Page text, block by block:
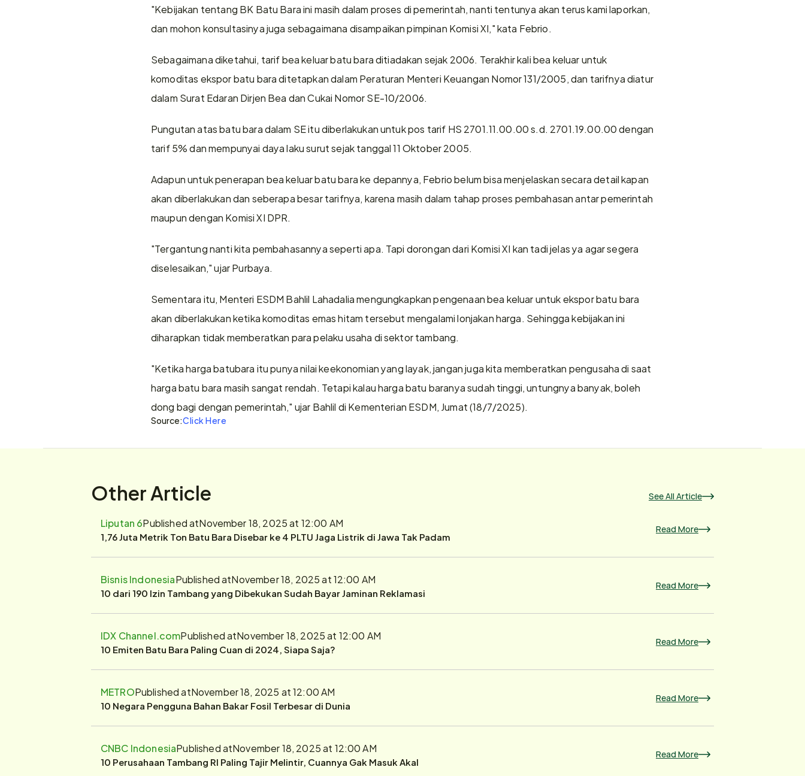
"Kebijakan tentang BK Batu Bara ini masih dalam proses di pemerintah, nanti tentunya akan terus kami laporkan,
dan mohon konsultasinya juga sebagaimana disampaikan pimpinan Komisi XI," kata Febrio.
Sebagaimana diketahui, tarif bea keluar batu bara ditiadakan sejak 2006. Terakhir kali bea keluar untuk
komoditas ekspor batu bara ditetapkan dalam Peraturan Menteri Keuangan Nomor 131/2005, dan tarifnya diatur
dalam Surat Edaran Dirjen Bea dan Cukai Nomor SE-10/2006.
Pungutan atas batu bara dalam SE itu diberlakukan untuk pos tarif HS 2701.11.00.00 s.d. 2701.19.00.00 dengan
tarif 5% dan mempunyai daya laku surut sejak tanggal 11 Oktober 2005.
Adapun untuk penerapan bea keluar batu bara ke depannya, Febrio belum bisa menjelaskan secara detail kapan
akan diberlakukan dan seberapa besar tarifnya, karena masih dalam tahap proses pembahasan antar pemerintah
maupun dengan Komisi XI DPR.
"Tergantung nanti kita pembahasannya seperti apa. Tapi dorongan dari Komisi XI kan tadi jelas ya agar segera
diselesaikan," ujar Purbaya.
Sementara itu, Menteri ESDM Bahlil Lahadalia mengungkapkan pengenaan bea keluar untuk ekspor batu bara
akan diberlakukan ketika komoditas emas hitam tersebut mengalami lonjakan harga. Sehingga kebijakan ini
diharapkan tidak memberatkan para pelaku usaha di sektor tambang.
"Ketika harga batubara itu punya nilai keekonomian yang layak, jangan juga kita memberatkan pengusaha di saat
harga batu bara masih sangat rendah. Tetapi kalau harga batu baranya sudah tinggi, untungnya banyak, boleh
dong bagi dengan pemerintah," ujar Bahlil di Kementerian ESDM, Jumat (18/7/2025).
Source:Click Here
Other Article See All Article
Liputan 6Published atNovember 18, 2025 at 12:00 AM
1,76 Juta Metrik Ton Batu Bara Disebar ke 4 PLTU Jaga Listrik di Jawa Tak Padam Read More
Bisnis IndonesiaPublished atNovember 18, 2025 at 12:00 AM
10 dari 190 Izin Tambang yang Dibekukan Sudah Bayar Jaminan Reklamasi Read More
IDX Channel.comPublished atNovember 18, 2025 at 12:00 AM
10 Emiten Batu Bara Paling Cuan di 2024, Siapa Saja? Read More
METROPublished atNovember 18, 2025 at 12:00 AM
10 Negara Pengguna Bahan Bakar Fosil Terbesar di Dunia Read More
CNBC IndonesiaPublished atNovember 18, 2025 at 12:00 AM
10 Perusahaan Tambang RI Paling Tajir Melintir, Cuannya Gak Masuk Akal Read More